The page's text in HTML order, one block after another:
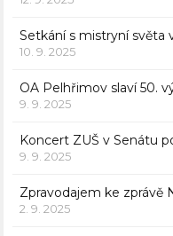
Setkání s mistryní světa
10. 9. 2025
OA Pelhřimov slaví 50.
9. 9. 2025
Koncert ZUŠ v Senátu
9. 9. 2025
Zpravodajem ke zprávě
2. 9. 2025